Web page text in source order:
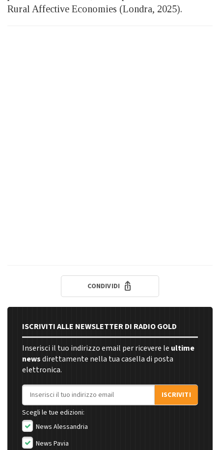
Rural Affective Economies (Londra, 2025).
CONDIVIDI
ISCRIVITI ALLE NEWSLETTER DI RADIO GOLD
Inserisci il tuo indirizzo email per ricevere le ultime
newsdirettamente nella tua casella di posta
elettronica.
Indirizzo email
ISCRIVITI
Scegli le tue edizioni:
News Alessandria
News Pavia